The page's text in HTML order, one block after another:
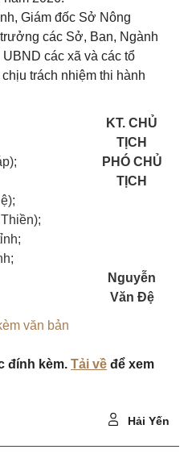
Giám đốc Sở Nông
các Sở, Ban, Ngành
các xã và các tổ
trách nhiệm thi hành
KT. CHỦ
TỊCH
PHÓ CHỦ
TỊCH
Nguyễn
Văn Đệ
văn bản
đính kèm. Tải về để xem
Hải Yến